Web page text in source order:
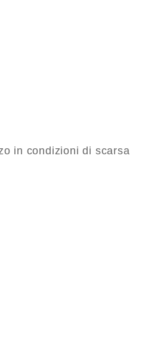
in condizioni di scarsa